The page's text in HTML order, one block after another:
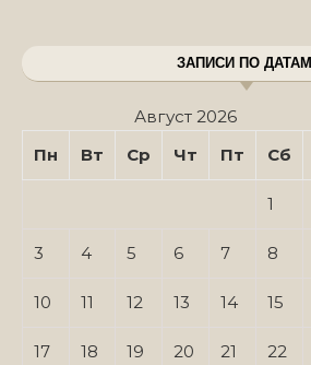
ЗАПИСИ ПО ДАТАМ
Август 2026
Пн
Вт Ср Чт Пт Сб
1
3 4 5 6 7 8
10 11 12 13 14 15
17 18 19 20 21 22